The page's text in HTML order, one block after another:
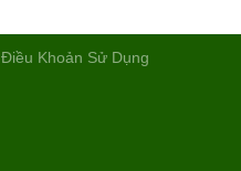
Điều Khoản Sử Dụng